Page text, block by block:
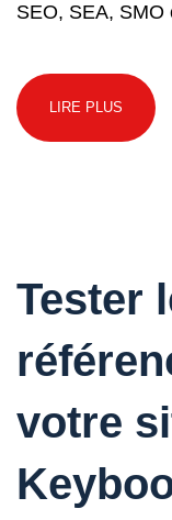
SEO, SEA, SMO
LIRE PLUS
Tester
votre